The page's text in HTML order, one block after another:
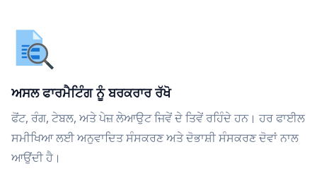
ਅਸਲ ਫਾਰਮੈਟਿੰਗ ਨੂੰ ਬਰਕਰਾਰ ਰੱਖੋ
ਫੋਂਟ, ਰੰਗ, ਟੇਬਲ, ਅਤੇ ਪੇਜ਼ ਲੇਆਉਟ ਜਿਵੇਂ ਦੇ ਤਿਵੇਂ ਰਹਿੰਦੇ ਹਨ। ਹਰ ਫਾਈਲ
ਸਮੀਖਿਆ ਲਈ ਅਨੁਵਾਦਿਤ ਸੰਸਕਰਣ ਅਤੇ ਦੋਭਾਸ਼ੀ ਸੰਸਕਰਣ ਦੋਵਾਂ ਨਾਲ
ਆਉਂਦੀ ਹੈ।